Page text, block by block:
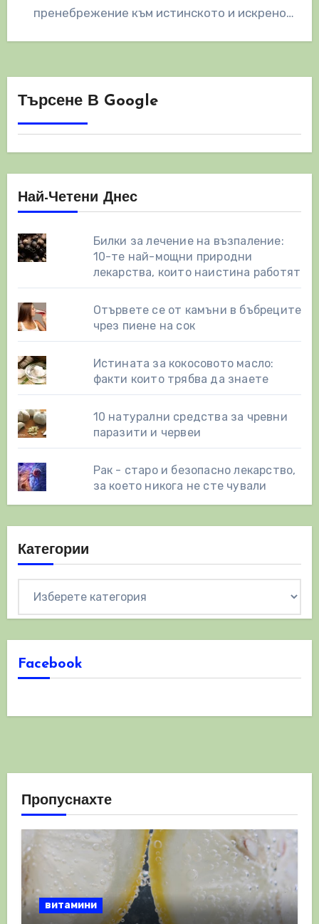
пренебрежение към истинското и искрено
Търсене В Google
Най-Четени Днес
Билки за лечение на възпаление:
10-те най-мощни природни
лекарства, които наистина работят
Отървете се от камъни в бъбреците
чрез пиене на сок
Истината за кокосовото масло:
факти които трябва да знаете
10 натурални средства за чревни
паразити и червеи
Рак - старо и безопасно лекарство,
за което никога не сте чували
Категории
Facebook
Пропуснахте
витамини